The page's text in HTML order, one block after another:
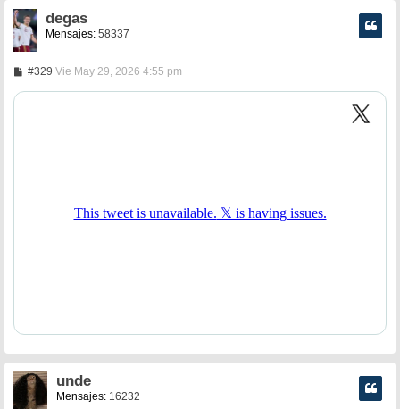
degas
Mensajes:58337
#329M
n
Vie May 29, 2026 4:55 pm
unde
Mensajes:16232